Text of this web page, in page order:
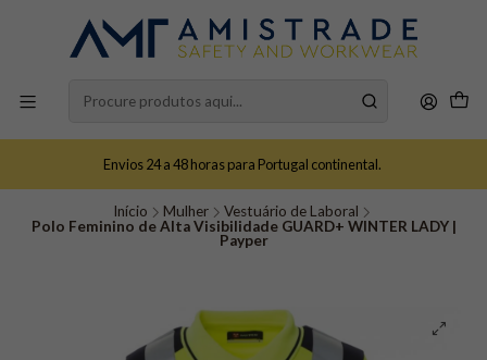
Envios 24 a 48 horas para Portugal continental.
Início Mulher
Vestuário de Laboral
Polo Feminino de Alta Visibilidade GUARD+ WINTER LADY |
Payper